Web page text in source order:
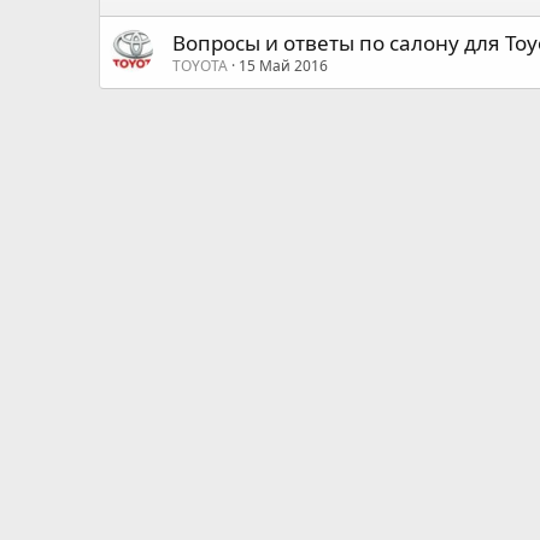
Вопросы и ответы по салону для
TOYOTA 15 Май 2016